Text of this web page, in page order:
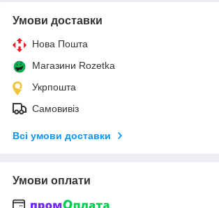
Умови доставки
Нова Пошта
Магазини Rozetka
Укрпошта
Самовивіз
Всі умови доставки
Умови оплати